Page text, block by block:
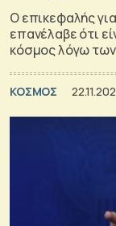
Ο επικεφαλής
επανέλαβε ότι
κόσμος λόγω
ΚΟΣΜΟΣ